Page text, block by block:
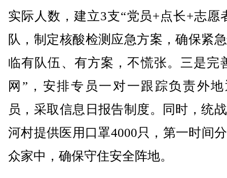
实际人数，建立3支“党员+点长+志愿
队，制定核酸检测应急方案，确保紧
临有队伍、有方案，不慌张。三是完
网”，安排专员一对一跟踪负责外
员，采取信息日报告制度。同时，统
河村提供医用口罩4000只，第一时间
众家中，确保守住安全阵地。